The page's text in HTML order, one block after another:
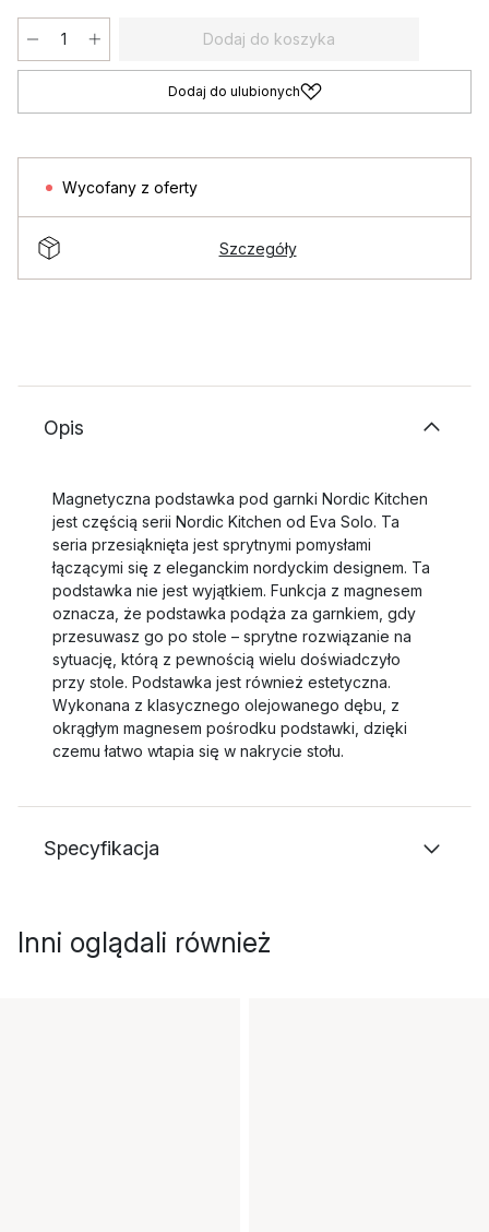
Dodaj do koszyka
Dodaj do ulubionych
Wycofany z oferty
Szczegóły
Opis
Magnetyczna podstawka pod garnki Nordic Kitchen
jest częścią serii Nordic Kitchen od Eva Solo. Ta
seria przesiąknięta jest sprytnymi pomysłami
łączącymi się z eleganckim nordyckim designem. Ta
podstawka nie jest wyjątkiem. Funkcja z magnesem
oznacza, że podstawka podąża za garnkiem, gdy
przesuwasz go po stole – sprytne rozwiązanie na
sytuację, którą z pewnością wielu doświadczyło
przy stole. Podstawka jest również estetyczna.
Wykonana z klasycznego olejowanego dębu, z
okrągłym magnesem pośrodku podstawki, dzięki
czemu łatwo wtapia się w nakrycie stołu.
Specyfikacja
Inni oglądali również